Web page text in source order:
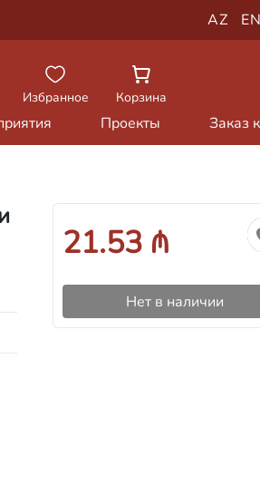
AZ EN
Избранное Корзина
Проекты Заказ
21.53 ₼
Нет в наличии